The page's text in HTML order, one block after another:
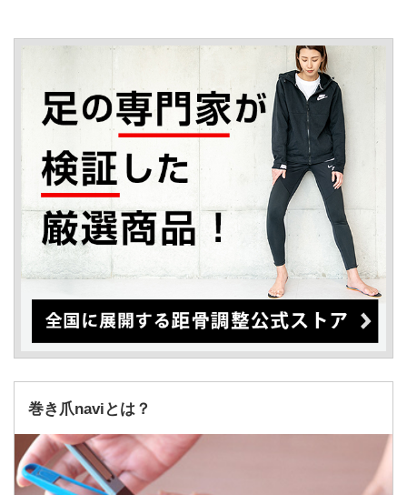
巻き爪naviとは？